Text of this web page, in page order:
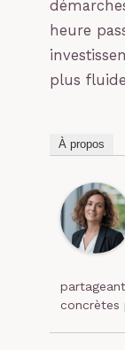
heure
plus
À propos
concrètes